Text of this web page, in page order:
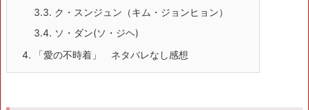
3.3. ク・スンジュン（キム・ジョンヒョン）
3.4. ソ・ダン(ソ・ジヘ)
4. 「愛の不時着」 ネタバレなし感想